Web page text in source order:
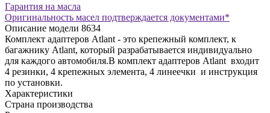
Гарантия на масла
Оригинальность масел подтверждается документами*
Описание модели 8634
Комплект адаптеров Atlant - это крепежный комплект, к
багажнику Atlant, который разрабатывается индивидуально
для каждого автомобиля.В комплект адаптеров Atlant входит
4 резинки, 4 крепежных элемента, 4 линеечки и инструкция
по установки.
Характеристики
Страна производства